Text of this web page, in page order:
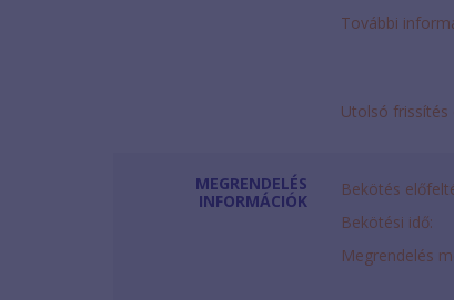
További
Utolsó frissítés
MEGRENDELÉS
INFORMÁCIÓK
Bekötés
Bekötési idő:
Megrendelés